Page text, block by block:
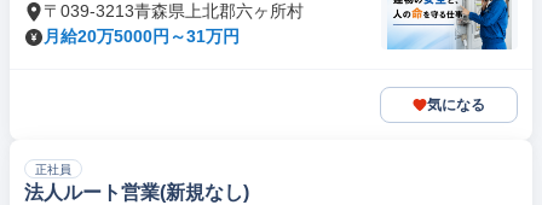
〒039-3213青森県上北郡六ヶ所村
月給20万5000円～31万円
気になる
正社員
法人ルート営業(新規なし)